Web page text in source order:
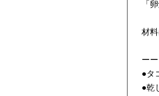
「
材
ー
●タ
●乾